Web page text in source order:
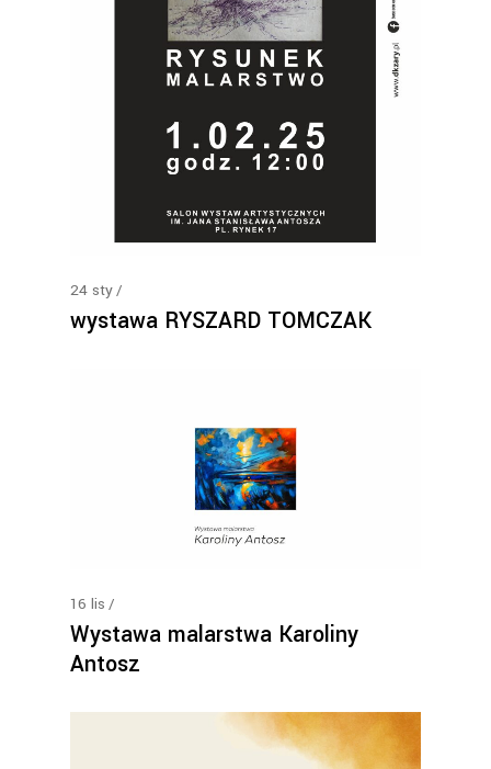
24 sty
wystawa RYSZARD TOMCZAK
16 lis
Wystawa malarstwa Karoliny
Antosz